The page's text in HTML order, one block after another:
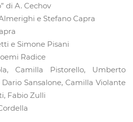
di A. Cechov
e Stefano Capra
e Simone Pisani
Radice
Camilla Pistorello, Umberto
Sansalone, Camilla Violante
Fabio Zulli